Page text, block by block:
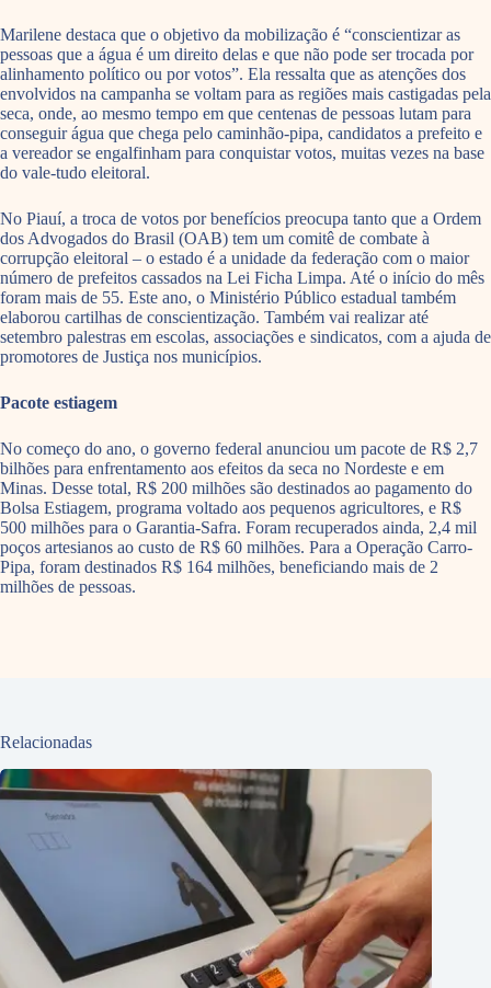
Marilene destaca que o objetivo da mobilização é “conscientizar as
pessoas que a água é um direito delas e que não pode ser trocada por
alinhamento político ou por votos”. Ela ressalta que as atenções dos
envolvidos na campanha se voltam para as regiões mais castigadas pela
seca, onde, ao mesmo tempo em que centenas de pessoas lutam para
conseguir água que chega pelo caminhão-pipa, candidatos a prefeito e
a vereador se engalfinham para conquistar votos, muitas vezes na base
do vale-tudo eleitoral.
No Piauí, a troca de votos por benefícios preocupa tanto que a Ordem
dos Advogados do Brasil (OAB) tem um comitê de combate à
corrupção eleitoral – o estado é a unidade da federação com o maior
número de prefeitos cassados na Lei Ficha Limpa. Até o início do mês
foram mais de 55. Este ano, o Ministério Público estadual também
elaborou cartilhas de conscientização. Também vai realizar até
setembro palestras em escolas, associações e sindicatos, com a ajuda de
promotores de Justiça nos municípios.
Pacote estiagem
No começo do ano, o governo federal anunciou um pacote de R$ 2,7
bilhões para enfrentamento aos efeitos da seca no Nordeste e em
Minas. Desse total, R$ 200 milhões são destinados ao pagamento do
Bolsa Estiagem, programa voltado aos pequenos agricultores, e R$
500 milhões para o Garantia-Safra. Foram recuperados ainda, 2,4 mil
poços artesianos ao custo de R$ 60 milhões. Para a Operação Carro-
Pipa, foram destinados R$ 164 milhões, beneficiando mais de 2
milhões de pessoas.
Relacionadas